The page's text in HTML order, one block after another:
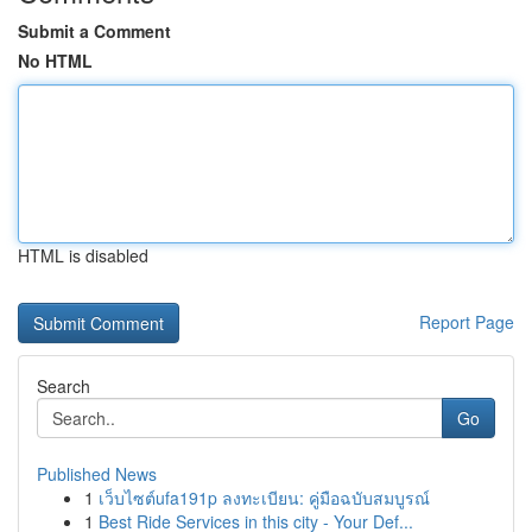
Submit a Comment
No HTML
HTML is disabled
Report Page
Search
Go
Published News
1 เว็บไซต์ufa191p ลงทะเบียน: คู่มือฉบับสมบูรณ์
1 Best Ride Services in this city - Your Def...